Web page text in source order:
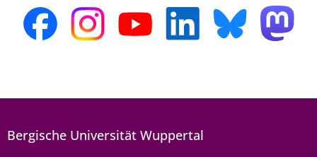
Bergische Universität Wuppertal